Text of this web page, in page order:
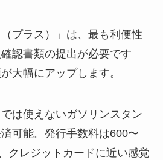
プラス）」は、最も利便性
認書類の提出が必要です
大幅にアップします。
は使えないガソリンスタン
可能。発行手数料は600〜
クレジットカードに近い感覚